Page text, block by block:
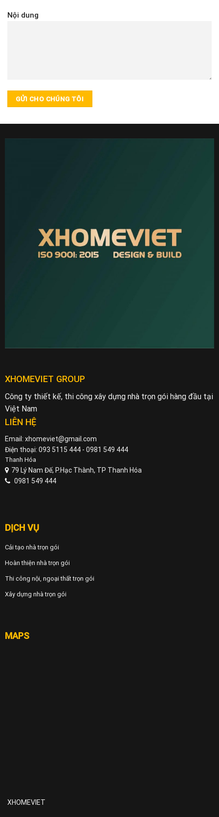
Nội dung
XHOMEVIET GROUP
Công ty thiết kế, thi công xây dựng nhà trọn gói hàng đầu tại
Việt Nam
LIÊN HỆ
Email: xhomeviet@gmail.com
Điện thoại: 093 5115 444 - 0981 549 444
Thanh Hóa
79 Lý Nam Đế, P.Hạc Thành, TP Thanh Hóa
0981 549 444
DỊCH VỤ
Cải tạo nhà trọn gói
Hoàn thiện nhà trọn gói
Thi công nội, ngoại thất trọn gói
Xây dựng nhà trọn gói
MAPS
XHOMEVIET